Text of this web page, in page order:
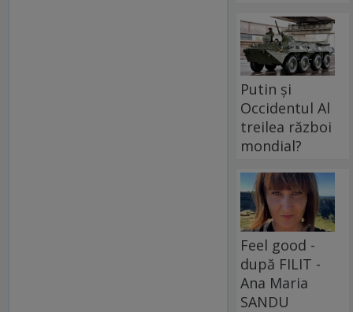
Putin și
Occidentul Al
treilea război
mondial?
Feel good -
după FILIT -
Ana Maria
SANDU